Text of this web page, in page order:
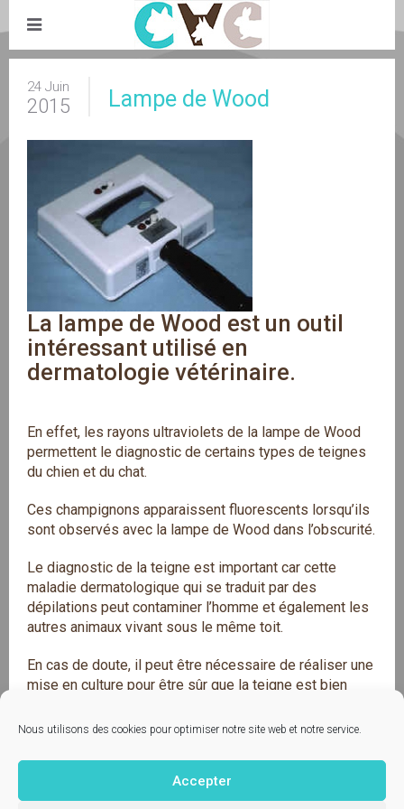
Nous utilisons des cookies pour optimiser notre site web et notre service.
Accepter
24 Juin
2015 Lampe de Wood
La lampe de Wood est un outil
intéressant utilisé en
dermatologie vétérinaire.
En effet, les rayons ultraviolets de la lampe de Wood
permettent le diagnostic de certains types de teignes
du chien et du chat.
Ces champignons apparaissent fluorescents lorsqu’ils
sont observés avec la lampe de Wood dans l’obscurité.
Le diagnostic de la teigne est important car cette
maladie dermatologique qui se traduit par des
dépilations peut contaminer l’homme et également les
autres animaux vivant sous le même toit.
En cas de doute, il peut être nécessaire de réaliser une
mise en culture pour être sûr que la teigne est bien